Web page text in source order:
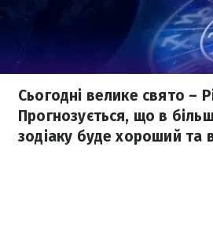
Сьогодні велике свято –
Прогнозується, що в
зодіаку буде хороший та